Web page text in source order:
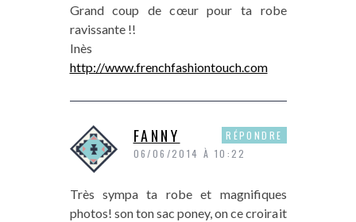
Grand coup de cœur pour ta robe
ravissante !!
Inès
http://www.frenchfashiontouch.com
FANNY
06/06/2014 À 10:22
Très sympa ta robe et magnifiques
photos! son ton sac poney, on ce croirait
RÉPONDRE